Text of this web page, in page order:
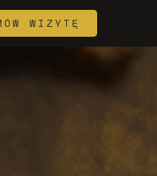
WIZYTĘ